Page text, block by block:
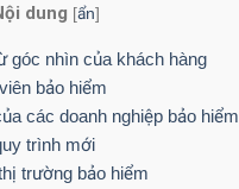
dung [ẩn]
góc nhìn của khách hàng
bảo hiểm
các doanh nghiệp bảo hiểm
trình mới
trường bảo hiểm